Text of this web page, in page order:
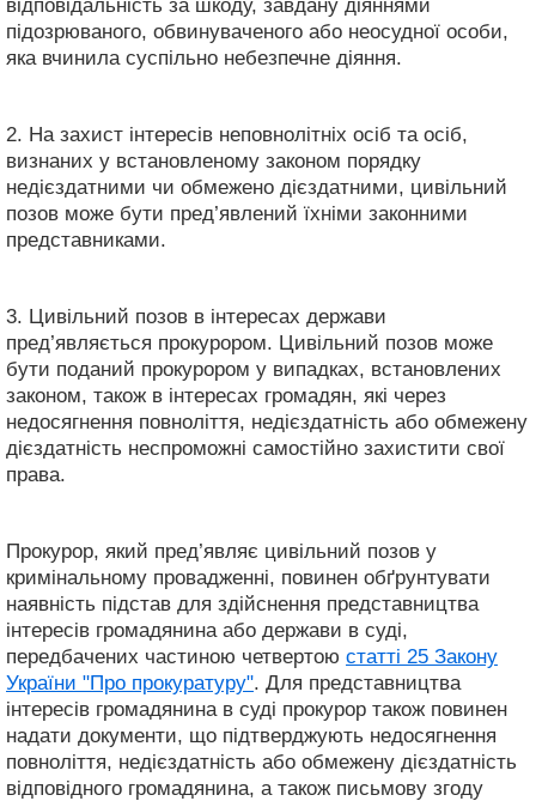
відповідальність за шкоду, завдану діяннями
підозрюваного, обвинуваченого або неосудної особи,
яка вчинила суспільно небезпечне діяння.
2. На захист інтересів неповнолітніх осіб та осіб,
визнаних у встановленому законом порядку
недієздатними чи обмежено дієздатними, цивільний
позов може бути пред’явлений їхніми законними
представниками.
3. Цивільний позов в інтересах держави
пред’являється прокурором. Цивільний позов може
бути поданий прокурором у випадках, встановлених
законом, також в інтересах громадян, які через
недосягнення повноліття, недієздатність або обмежену
дієздатність неспроможні самостійно захистити свої
права.
Прокурор, який пред’являє цивільний позов у
кримінальному провадженні, повинен обґрунтувати
наявність підстав для здійснення представництва
інтересів громадянина або держави в суді,
передбачених частиною четвертою статті 25 Закону
України "Про прокуратуру". Для представництва
інтересів громадянина в суді прокурор також повинен
надати документи, що підтверджують недосягнення
повноліття, недієздатність або обмежену дієздатність
відповідного громадянина, а також письмову згоду